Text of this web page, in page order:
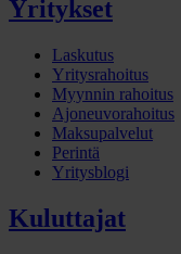
Yritykset
Laskutus
Yritysrahoitus
Myynnin rahoitus
Ajoneuvorahoitus
Maksupalvelut
Perintä
Yritysblogi
Kuluttajat